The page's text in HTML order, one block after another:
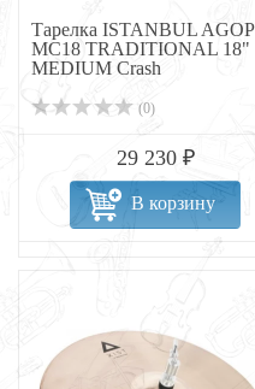
Тарелка ISTANBUL AGOP
MC18 TRADITIONAL 18"
MEDIUM Crash
(0)
29 230 ₽
В корзину